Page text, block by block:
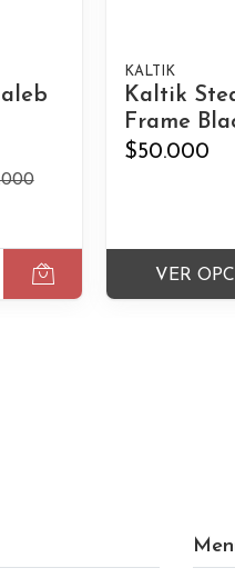
KALTIK
Kaltik
Frame
$50.000
VER